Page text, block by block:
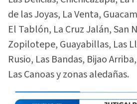
de las Joyas, La Venta,
El Tablón, La Cruz Jalán, San
Zopilotepe, Guayabillas, Las
Rusio, Las Bandas, Bijao
Las Canoas y zonas aledañas.